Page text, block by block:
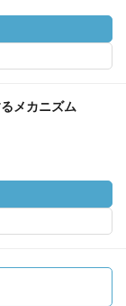
メカニズム